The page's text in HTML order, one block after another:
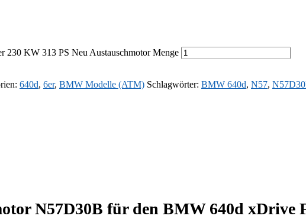
KW 313 PS Neu Austauschmotor Menge
640d, 6er, BMW Modelle (ATM) Schlagwörter: BMW 640d, N57,
N57D30B für den BMW 640d xDrive